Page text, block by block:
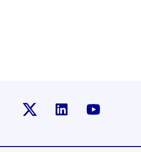
Twitter-x Linkedin